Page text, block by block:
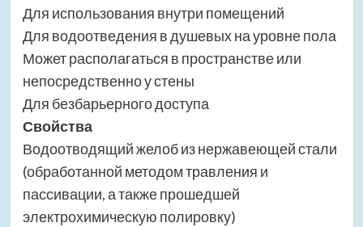
Для использования внутри помещений
Для водоотведения в душевых на уровне пола
Может располагаться в пространстве или
непосредственно у стены
Для безбарьерного доступа
Свойства
Водоотводящий желоб из нержавеющей стали
(обработанной методом травления и
пассивации, а также прошедшей
электрохимическую полировку)